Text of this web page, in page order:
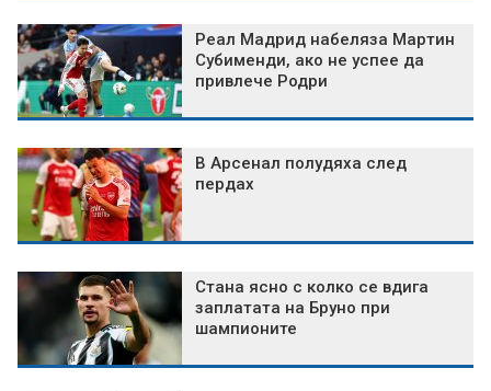
Реал Мадрид набеляза Мартин
Субименди, ако не успее да
привлече Родри
В Арсенал полудяха след
пердах
Стана ясно с колко се вдига
заплатата на Бруно при
шампионите